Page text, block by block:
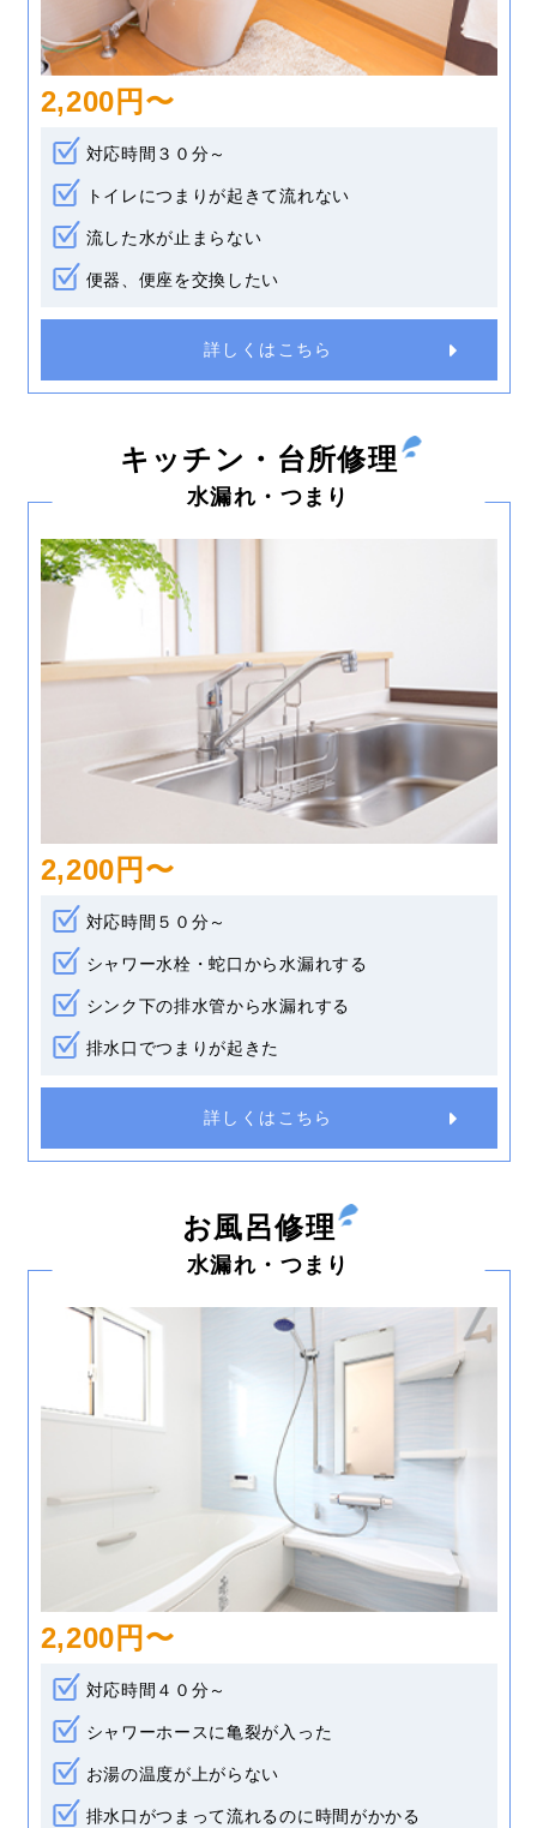
2,200円〜
対応時間３０分～
トイレにつまりが起きて流れない
流した水が止まらない
便器、便座を交換したい
詳しくはこちら
キッチン・台所修理
水漏れ・つまり
2,200円〜
対応時間５０分～
シャワー水栓・蛇口から水漏れする
シンク下の排水管から水漏れする
排水口でつまりが起きた
詳しくはこちら
お風呂修理
水漏れ・つまり
2,200円〜
対応時間４０分～
シャワーホースに亀裂が入った
お湯の温度が上がらない
排水口がつまって流れるのに時間がかかる